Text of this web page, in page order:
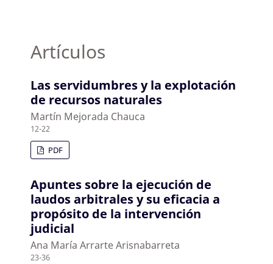
Artículos
Las servidumbres y la explotación
de recursos naturales
Martín Mejorada Chauca
12-22
PDF
Apuntes sobre la ejecución de
laudos arbitrales y su eficacia a
propósito de la intervención
judicial
Ana María Arrarte Arisnabarreta
23-36